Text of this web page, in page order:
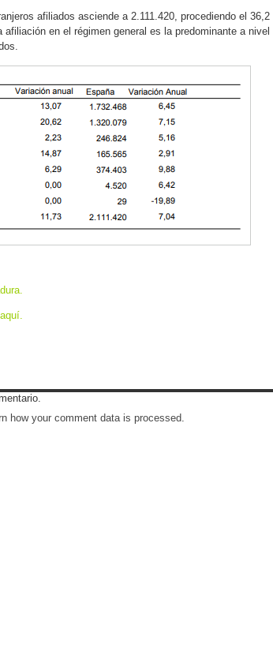
afiliados asciende a 2.111.420, procediendo el 36,2
en el régimen general es la predominante a nivel
aquí.
how your comment data is processed.